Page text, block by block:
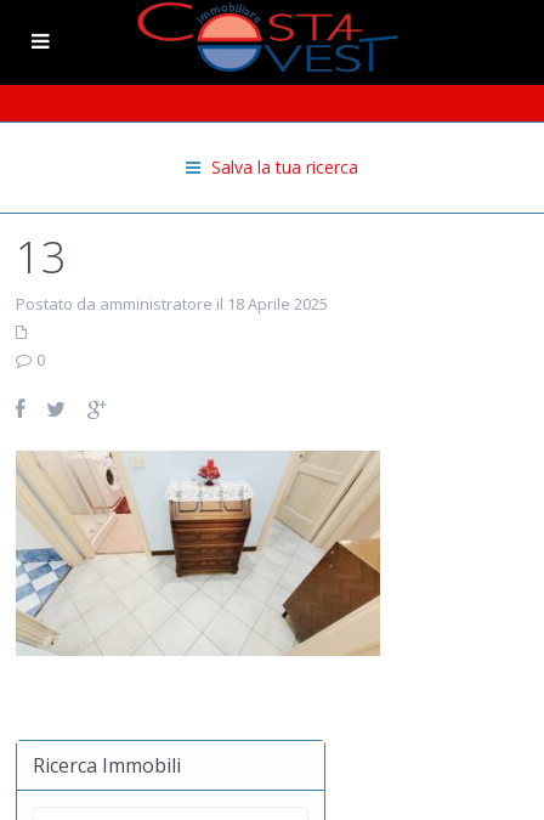
Salva la tua ricerca
13
Postato da amministratore il 18 Aprile 2025
0
Ricerca Immobili